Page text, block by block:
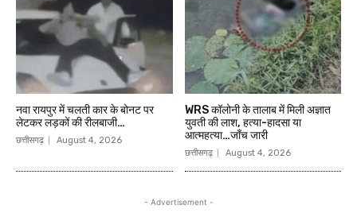
नवा रायपुर में चलती कार के बोनट पर
लेटकर लड़कों की रीलबाजी…
छत्तीसगढ़ August 4, 2026
WRS कॉलोनी के तालाब में मिली अज्ञात
युवती की लाश, हत्या-हादसा या
आत्महत्या…जाँच जारी
छत्तीसगढ़ August 4, 2026
- Advertisement -